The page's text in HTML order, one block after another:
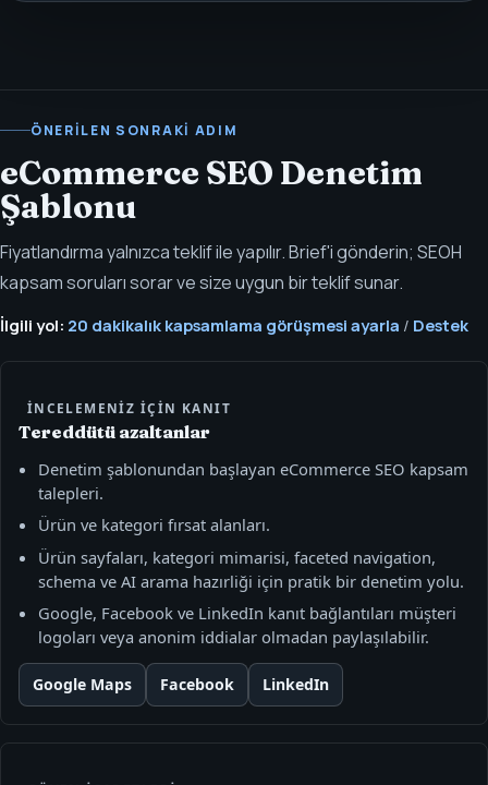
ÖNERILEN SONRAKI ADIM
eCommerce SEO Denetim
Şablonu
Fiyatlandırma yalnızca teklif ile yapılır. Brief'i gönderin; SEOH
kapsam soruları sorar ve size uygun bir teklif sunar.
İlgili yol: 20 dakikalık kapsamlama görüşmesi ayarla / Destek
İNCELEMENIZ IÇIN KANIT
Tereddütü azaltanlar
Denetim şablonundan başlayan eCommerce SEO kapsam
talepleri.
Ürün ve kategori fırsat alanları.
Ürün sayfaları, kategori mimarisi, faceted navigation,
schema ve AI arama hazırliği için pratik bir denetim yolu.
Google, Facebook ve LinkedIn kanıt bağlantıları müşteri
logoları veya anonim iddialar olmadan paylaşılabilir.
Google Maps Facebook LinkedIn